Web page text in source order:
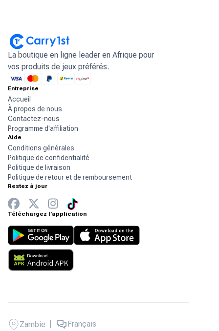
La boutique en ligne leader en Afrique pour
vos produits de jeux préférés.
Entreprise
Accueil
À propos de nous
Contactez-nous
Programme d'affiliation
Aide
Conditions générales
Politique de confidentialité
Politique de livraison
Politique de retour et de remboursement
Restez à jour
Téléchargez l'application
Zambie Français